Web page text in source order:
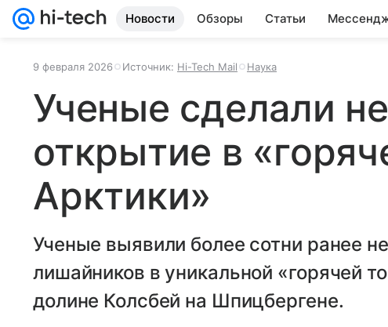
Новости Обзоры Статьи
9 февраля 2026 Источник: Hi-Tech Mail Наука
Ученые сделали
открытие в
Арктики»
Ученые выявили более сотни ранее
лишайников в уникальной «горячей
долине Колсбей на Шпицбергене.